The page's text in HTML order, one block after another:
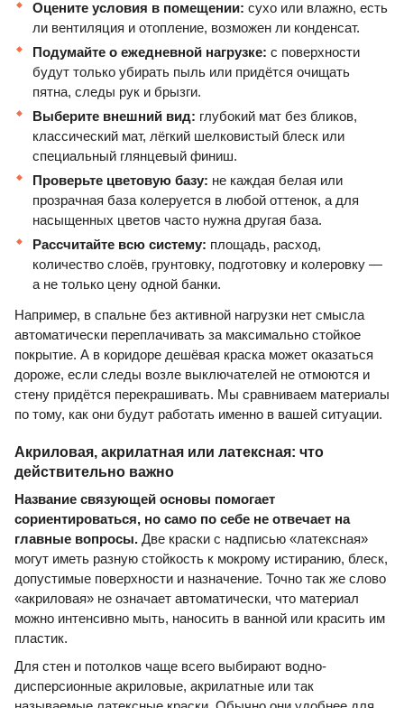
Оцените условия в помещении: сухо или влажно, есть
ли вентиляция и отопление, возможен ли конденсат.
Подумайте о ежедневной нагрузке: с поверхности
будут только убирать пыль или придётся очищать
пятна, следы рук и брызги.
Выберите внешний вид: глубокий мат без бликов,
классический мат, лёгкий шелковистый блеск или
специальный глянцевый финиш.
Проверьте цветовую базу: не каждая белая или
прозрачная база колеруется в любой оттенок, а для
насыщенных цветов часто нужна другая база.
Рассчитайте всю систему: площадь, расход,
количество слоёв, грунтовку, подготовку и колеровку —
а не только цену одной банки.
Например, в спальне без активной нагрузки нет смысла
автоматически переплачивать за максимально стойкое
покрытие. А в коридоре дешёвая краска может оказаться
дороже, если следы возле выключателей не отмоются и
стену придётся перекрашивать. Мы сравниваем материалы
по тому, как они будут работать именно в вашей ситуации.
Акриловая, акрилатная или латексная: что
действительно важно
Название связующей основы помогает
сориентироваться, но само по себе не отвечает на
главные вопросы. Две краски с надписью «латексная»
могут иметь разную стойкость к мокрому истиранию, блеск,
допустимые поверхности и назначение. Точно так же слово
«акриловая» не означает автоматически, что материал
можно интенсивно мыть, наносить в ванной или красить им
пластик.
Для стен и потолков чаще всего выбирают водно-
дисперсионные акриловые, акрилатные или так